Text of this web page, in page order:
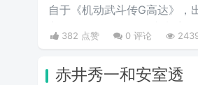
自于《机动武斗传G高达》，
度的眷属MS，也是空手拆高
382 点赞 0 评论
赤井秀一和安室透